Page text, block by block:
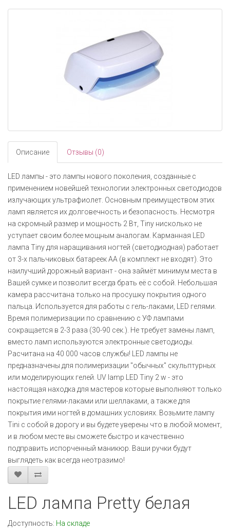
Описание Отзывы (0)
LED лампы - это лампы нового поколения, созданные с
применением новейшей технологии электронных светодиодов
излучающих ультрафиолет. Основным преимуществом этих
ламп является их долговечность и безопасность. Несмотря
на скромный размер и мощность 2 Вт, Tiny нисколько не
уступает своим более мощным аналогам. Карманная LED
лампа Tiny для наращивания ногтей (светодиодная) работает
от 3-х пальчиковых батареек АА (в комплект не входят). Это
наилучший дорожный вариант - она займёт минимум места в
Вашей сумке и позволит всегда брать её с собой. Небольшая
камера рассчитана только на просушку покрытия одного
пальца. Используется для работы с гель-лаками, LED гелями.
Время полимеризации по сравнению с УФ лампами
сокращается в 2-3 раза (30-90 сек.). Не требует замены ламп,
вместо ламп используются электронные светодиоды.
Расчитана на 40 000 часов службы! LED лампы не
предназначены для полимеризации "обычных" скульптурных
или моделирующих гелей. UV lamp LED Tiny 2 w - это
настоящая находка для мастеров которые выполняют только
покрытие гелями-лаками или шеллаками, а также для
покрытия ими ногтей в домашних условиях. Возьмите лампу
Tini с собой в дорогу и вы будете уверены что в любой момент,
и в любом месте вы сможете быстро и качественно
подправить испорченный маникюр. Ваши ручки будут
выглядеть как всегда неотразимо!
LED лампа Pretty белая
Доступность: На складе